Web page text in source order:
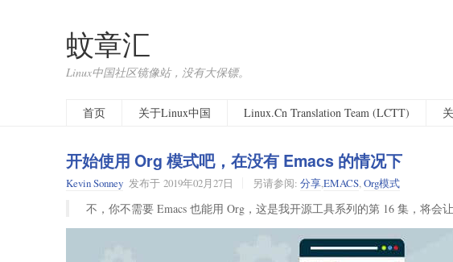
蚊章汇
Linux中国社区镜像站，没有大保镖。
首页
关于Linux中国 Linux.Cn Translation Team (LCTT)
开始使用 Org 模式吧，在没有 Emacs 的情况下
Kevin Sonney 发布于 2019年02月27日 另请参阅: 分享,EMACS,Org模式
不，你不需要 Emacs 也能用 Org，这是我开源工具系列的第 16 集，将会